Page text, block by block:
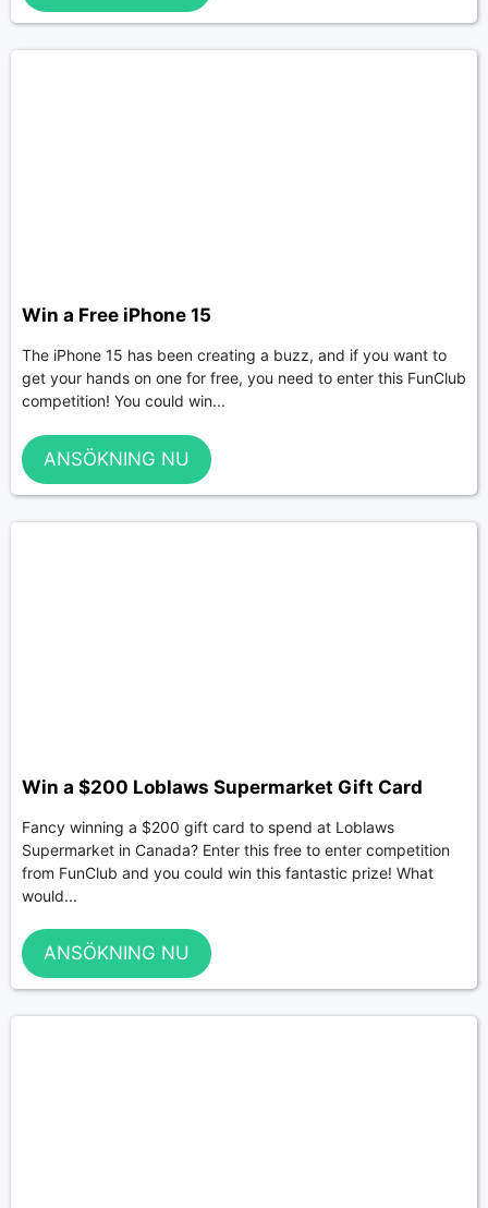
Win a Free iPhone 15
The iPhone 15 has been creating a buzz, and if you want to
get your hands on one for free, you need to enter this FunClub
competition! You could win...
ANSÖKNING NU
Win a $200 Loblaws Supermarket Gift Card
Fancy winning a $200 gift card to spend at Loblaws
Supermarket in Canada? Enter this free to enter competition
from FunClub and you could win this fantastic prize! What
would...
ANSÖKNING NU